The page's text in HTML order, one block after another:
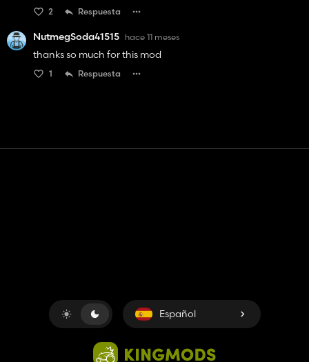
2 Respuesta
NutmegSoda41515 hace 11 meses
thanks so much for this mod
1 Respuesta
Español